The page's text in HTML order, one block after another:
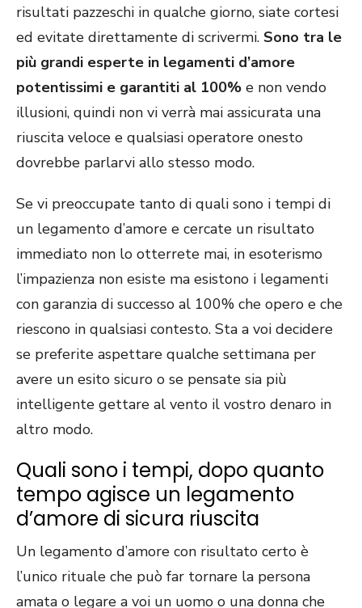
risultati pazzeschi in qualche giorno, siate cortesi
ed evitate direttamente di scrivermi. Sono tra le
più grandi esperte in legamenti d’amore
potentissimi e garantiti al 100% e non vendo
illusioni, quindi non vi verrà mai assicurata una
riuscita veloce e qualsiasi operatore onesto
dovrebbe parlarvi allo stesso modo.
Se vi preoccupate tanto di quali sono i tempi di
un legamento d’amore e cercate un risultato
immediato non lo otterrete mai, in esoterismo
l’impazienza non esiste ma esistono i legamenti
con garanzia di successo al 100% che opero e che
riescono in qualsiasi contesto. Sta a voi decidere
se preferite aspettare qualche settimana per
avere un esito sicuro o se pensate sia più
intelligente gettare al vento il vostro denaro in
altro modo.
Quali sono i tempi, dopo quanto
tempo agisce un legamento
d’amore di sicura riuscita
Un legamento d’amore con risultato certo è
l’unico rituale che può far tornare la persona
amata o legare a voi un uomo o una donna che